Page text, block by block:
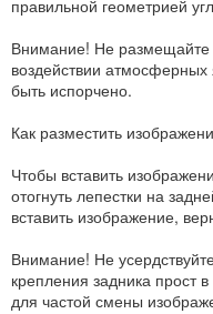
правильной геометрией
Внимание! Не
воздействии
быть испорчено.
Как разместить
Чтобы вставить
отогнуть лепестки на
вставить изображение,
Внимание! Не
крепления задника прост
для частой смены